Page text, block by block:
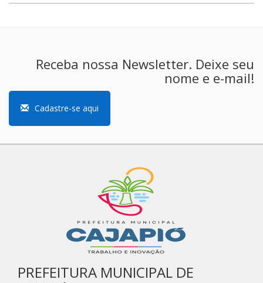
Receba nossa Newsletter. Deixe seu
nome e e-mail!
Cadastre-se aqui
PREFEITURA MUNICIPAL DE